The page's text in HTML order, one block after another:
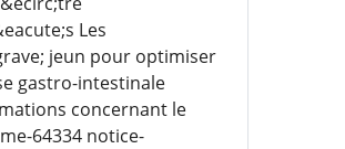
Les
jeun pour optimiser
gastro-intestinale
concernant le
64334 notice-